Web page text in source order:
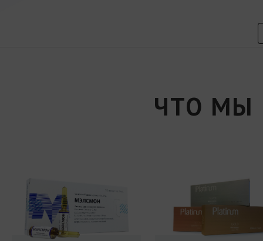
ЧТО МЫ